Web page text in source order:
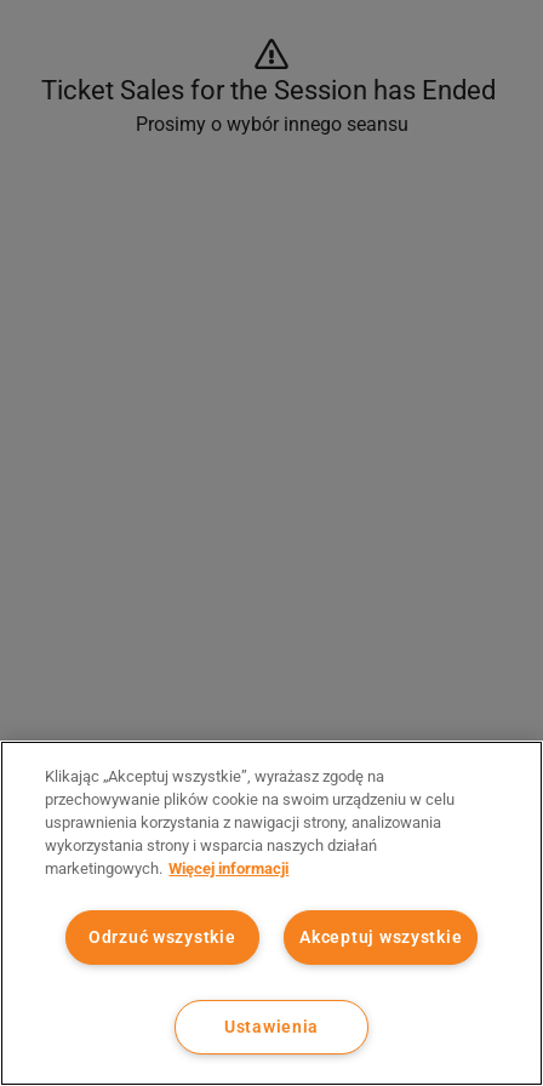
Ticket Sales for the Session has Ended
Prosimy o wybór innego seansu
Klikając „Akceptuj wszystkie”, wyrażasz zgodę na
przechowywanie plików cookie na swoim urządzeniu w celu
usprawnienia korzystania z nawigacji strony, analizowania
wykorzystania strony i wsparcia naszych działań
marketingowych. Więcej informacji
Akceptuj wszystkie
Odrzuć wszystkie
Ustawienia